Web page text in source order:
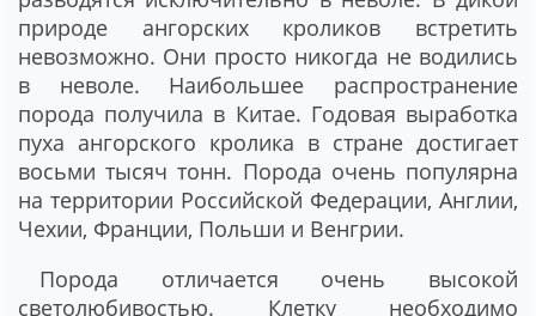
природе ангорских кроликов встретить
невозможно. Они просто никогда не водились
в неволе. Наибольшее распространение
порода получила в Китае. Годовая выработка
пуха ангорского кролика в стране достигает
восьми тысяч тонн. Порода очень популярна
на территории Российской Федерации, Англии,
Чехии, Франции, Польши и Венгрии.
Порода отличается очень высокой
светолюбивостью. Клетку необходимо